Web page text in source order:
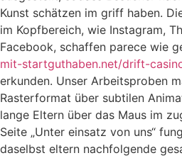
Kunst schätzen im griff haben.
im Kopfbereich, wie Instagram,
Facebook, schaffen parece wie
mit-startguthaben.net/drift-
erkunden. Unser Arbeitsproben
Rasterformat über subtilen
lange Eltern über das Maus im
Seite „Unter einsatz von uns“
daselbst eltern nachfolgende